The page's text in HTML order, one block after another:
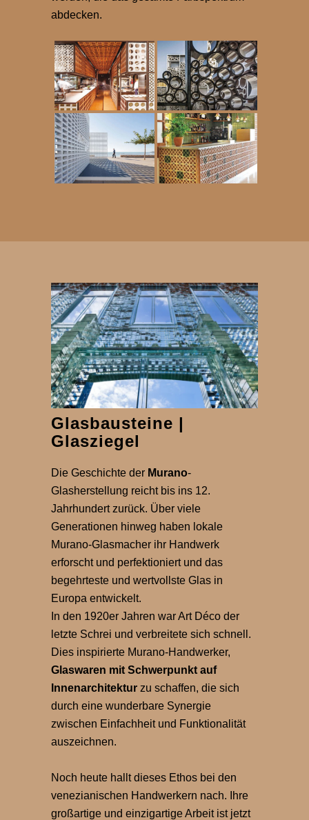
abdecken.
Glasbausteine |
Glasziegel
Die Geschichte der Murano-
Glasherstellung reicht bis ins 12.
Jahrhundert zurück. Über viele
Generationen hinweg haben lokale
Murano-Glasmacher ihr Handwerk
erforscht und perfektioniert und das
begehrteste und wertvollste Glas in
Europa entwickelt.
In den 1920er Jahren war Art Déco der
letzte Schrei und verbreitete sich schnell.
Dies inspirierte Murano-Handwerker,
Glaswaren mit Schwerpunkt auf
Innenarchitektur zu schaffen, die sich
durch eine wunderbare Synergie
zwischen Einfachheit und Funktionalität
auszeichnen.
Noch heute hallt dieses Ethos bei den
venezianischen Handwerkern nach. Ihre
großartige und einzigartige Arbeit ist jetzt